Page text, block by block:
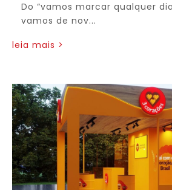
Do “vamos marcar qualquer
vamos de nov...
leia mais >